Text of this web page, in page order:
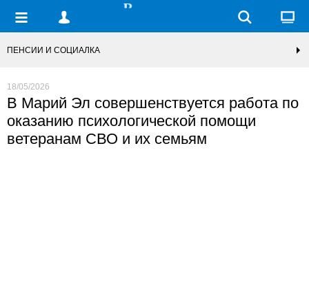
ПЕНСИИ И СОЦИАЛКА
18/05/2026
В Марий Эл совершенствуется работа по
оказанию психологической помощи
ветеранам СВО и их семьям